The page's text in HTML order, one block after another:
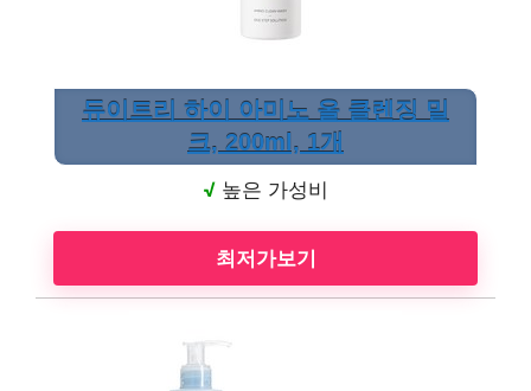
듀이트리 하이 아미노 올 클렌징 밀
크, 200ml, 1개
√ 높은 가성비
최저가보기